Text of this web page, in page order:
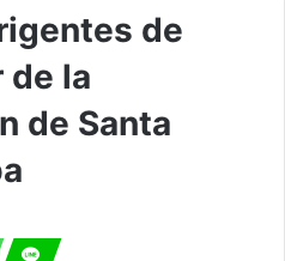
de
de la
de Santa